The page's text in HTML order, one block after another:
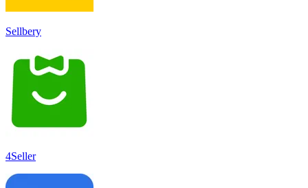
Sellbery
4Seller